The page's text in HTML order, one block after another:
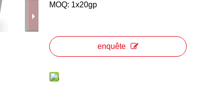
MOQ: 1x20gp
enquête